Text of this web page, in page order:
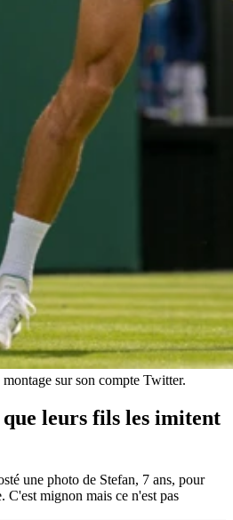
sur son compte Twitter.
leurs fils les imitent
une photo de Stefan, 7 ans, pour
C'est mignon mais ce n'est pas